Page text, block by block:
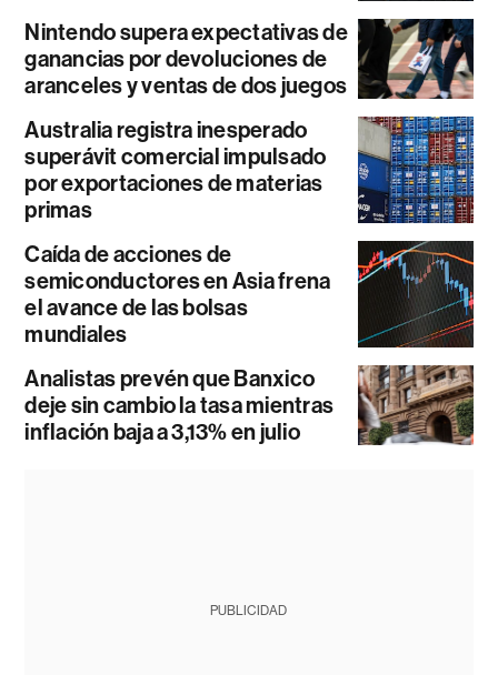
Nintendo supera expectativas de
ganancias por devoluciones de
aranceles y ventas de dos juegos
Australia registra inesperado
superávit comercial impulsado
por exportaciones de materias
primas
Caída de acciones de
semiconductores en Asia frena
el avance de las bolsas
mundiales
Analistas prevén que Banxico
deje sin cambio la tasa mientras
inflación baja a 3,13% en julio
PUBLICIDAD